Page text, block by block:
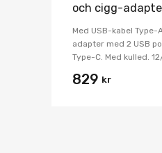
och cigg-
Med USB-kabel
adapter med 2 USB
Type-C. Med kulled.
829 kr